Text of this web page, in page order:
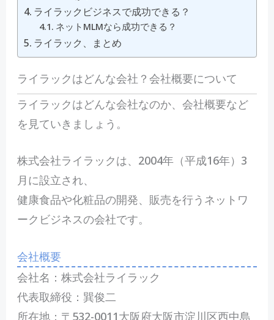
ライラックビジネスで成功できる？
ネットMLMなら成功できる？
ライラック、まとめ
ライラックはどんな会社？会社概要について
ライラックはどんな会社なのか、会社概要など
を見ていきましょう。
株式会社ライラックは、2004年（平成16年）3
月に設立され、
健康食品や化粧品の開発、販売を行うネットワ
ークビジネスの会社です。
会社概要
会社名：株式会社ライラック
代表取締役：巽俊二
所在地：〒532-0011大阪府大阪市淀川区西中島